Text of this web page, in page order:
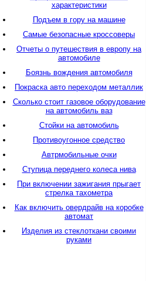
характеристики
Подъем в гору на машине
Самые безопасные кроссоверы
Отчеты о путешествия в европу на
автомобиле
Боязнь вождения автомобиля
Покраска авто переходом металлик
Сколько стоит газовое оборудование
на автомобиль ваз
Стойки на автомобиль
Противоугонное средство
Автрмобильные очки
Ступица переднего колеса нива
При включении зажигания прыгает
стрелка тахометра
Как включить овердрайв на коробке
автомат
Изделия из стеклоткани своими
руками